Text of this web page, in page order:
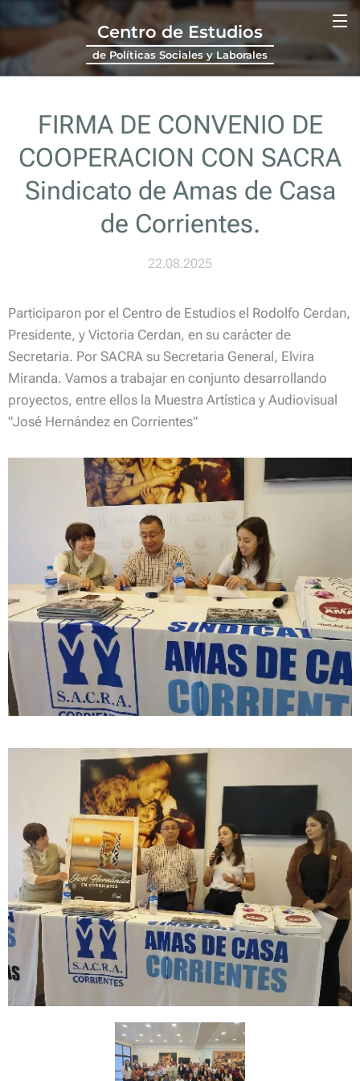
Centro de Estudios
de Políticas Sociales y Laborales
FIRMA DE CONVENIO DE
COOPERACION CON SACRA
Sindicato de Amas de Casa
de Corrientes.
22.08.2025
Participaron por el Centro de Estudios el Rodolfo Cerdan,
Presidente, y Victoria Cerdan, en su carácter de
Secretaria. Por SACRA su Secretaria General, Elvira
Miranda. Vamos a trabajar en conjunto desarrollando
proyectos, entre ellos la Muestra Artística y Audiovisual
"José Hernández en Corrientes"